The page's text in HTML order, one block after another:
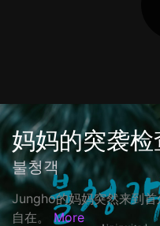
妈妈的突袭检
불청객
Jungho的妈妈突然来到
自在。
More